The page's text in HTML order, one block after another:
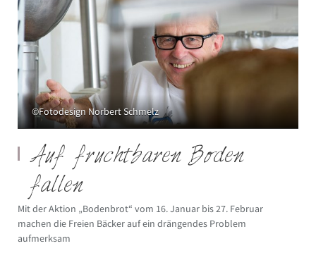
©Fotodesign Norbert Schmelz
Auf fruchtbaren Boden
fallen
Mit der Aktion „Bodenbrot“ vom 16. Januar bis 27. Februar
machen die Freien Bäcker auf ein drängendes Problem
aufmerksam